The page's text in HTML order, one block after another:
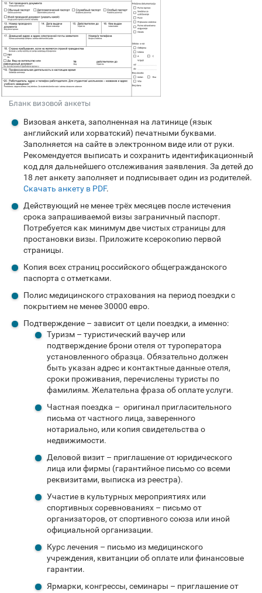
Бланк визовой анкеты
Визовая анкета, заполненная на латинице (язык
английский или хорватский) печатными буквами.
Заполняется на сайте в электронном виде или от руки.
Рекомендуется выписать и сохранить идентификационный
код для дальнейшего отслеживания заявления. За детей до
18 лет анкету заполняет и подписывает один из родителей.
Скачать анкету в PDF.
Действующий не менее трёх месяцев после истечения
срока запрашиваемой визы заграничный паспорт.
Потребуется как минимум две чистых страницы для
простановки визы. Приложите ксерокопию первой
страницы.
Копия всех страниц российского общегражданского
паспорта с отметками.
Полис медицинского страхования на период поездки с
покрытием не менее 30000 евро.
Подтверждение – зависит от цели поездки, а именно:
Туризм – туристический ваучер или
подтверждение брони отеля от туроператора
установленного образца. Обязательно должен
быть указан адрес и контактные данные отеля,
сроки проживания, перечислены туристы по
фамилиям. Желательна фраза об оплате услуги.
Частная поездка – оригинал пригласительного
письма от частного лица, заверенного
нотариально, или копия свидетельства о
недвижимости.
Деловой визит – приглашение от юридического
лица или фирмы (гарантийное письмо со всеми
реквизитами, выписка из реестра).
Участие в культурных мероприятиях или
спортивных соревнованиях – письмо от
организаторов, от спортивного союза или иной
официальной организации.
Курс лечения – письмо из медицинского
учреждения, квитанции об оплате или финансовые
гарантии.
Ярмарки, конгрессы, семинары – приглашение от